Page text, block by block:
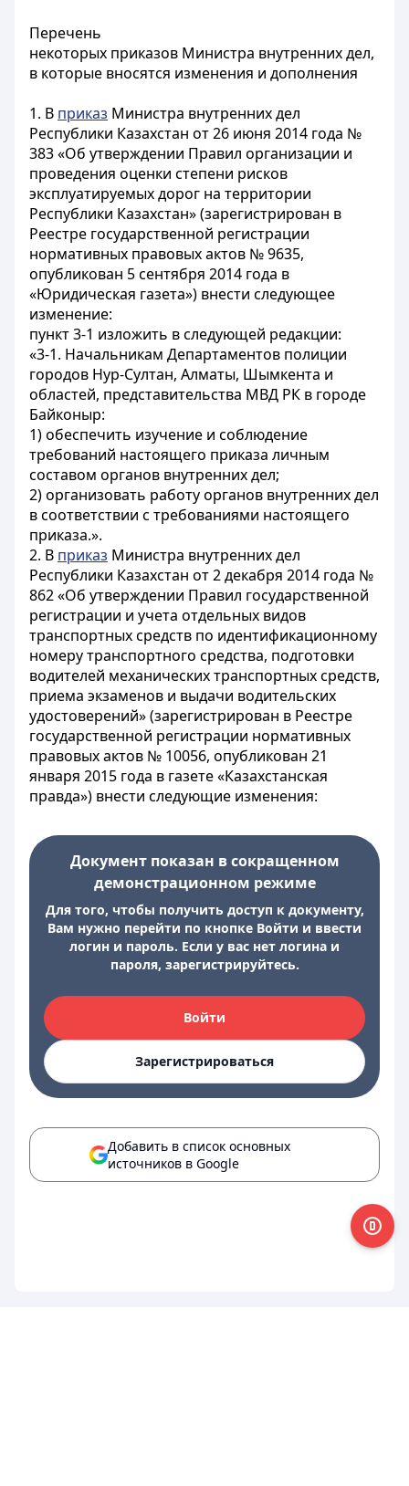
Перечень
некоторых приказов Министра внутренних дел,
в которые вносятся изменения и дополнения
1. В приказ Министра внутренних дел
Республики Казахстан от 26 июня 2014 года №
383 «Об утверждении Правил организации и
проведения оценки степени рисков
эксплуатируемых дорог на территории
Республики Казахстан» (зарегистрирован в
Реестре государственной регистрации
нормативных правовых актов № 9635,
опубликован 5 сентября 2014 года в
«Юридическая газета») внести следующее
изменение:
пункт 3-1 изложить в следующей редакции:
«3-1. Начальникам Департаментов полиции
городов Нур-Султан, Алматы, Шымкента и
областей, представительства МВД РК в городе
Байконыр:
1) обеспечить изучение и соблюдение
требований настоящего приказа личным
составом органов внутренних дел;
2) организовать работу органов внутренних дел
в соответствии с требованиями настоящего
приказа.».
2. В приказ Министра внутренних дел
Республики Казахстан от 2 декабря 2014 года №
862 «Об утверждении Правил государственной
регистрации и учета отдельных видов
транспортных средств по идентификационному
номеру транспортного средства, подготовки
водителей механических транспортных средств,
приема экзаменов и выдачи водительских
удостоверений» (зарегистрирован в Реестре
государственной регистрации нормативных
правовых актов № 10056, опубликован 21
января 2015 года в газете «Казахстанская
правда») внести следующие изменения:
Документ показан в сокращенном
демонстрационном режиме
Для того, чтобы получить доступ к документу,
Вам нужно перейти по кнопке Войти и ввести
логин и пароль. Если у вас нет логина и
пароля, зарегистрируйтесь.
Войти
Зарегистрироваться
Добавить в список основных
источников в Google